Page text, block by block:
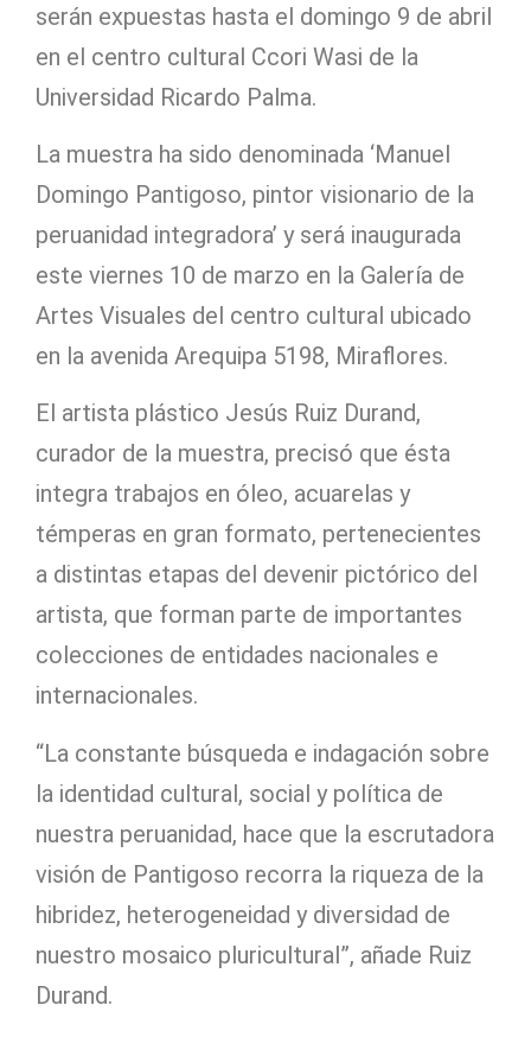
serán expuestas hasta el domingo 9 de abril
en el centro cultural Ccori Wasi de la
Universidad Ricardo Palma.
La muestra ha sido denominada ‘Manuel
Domingo Pantigoso, pintor visionario de la
peruanidad integradora’ y será inaugurada
este viernes 10 de marzo en la Galería de
Artes Visuales del centro cultural ubicado
en la avenida Arequipa 5198, Miraflores.
El artista plástico Jesús Ruiz Durand,
curador de la muestra, precisó que ésta
integra trabajos en óleo, acuarelas y
témperas en gran formato, pertenecientes
a distintas etapas del devenir pictórico del
artista, que forman parte de importantes
colecciones de entidades nacionales e
internacionales.
“La constante búsqueda e indagación sobre
la identidad cultural, social y política de
nuestra peruanidad, hace que la escrutadora
visión de Pantigoso recorra la riqueza de la
hibridez, heterogeneidad y diversidad de
nuestro mosaico pluricultural”, añade Ruiz
Durand.